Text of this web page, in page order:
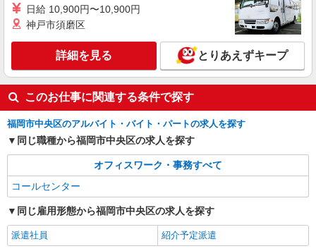
日給 10,900円〜10,900円
神戸市須磨区
詳細を見る とりあえずキープ
このお仕事に関連する条件で探す
福岡市中央区のアルバイト・バイト・パートの求人を探す
同じ職種から福岡市中央区の求人を探す
オフィスワーク・事務すべて
コールセンター
同じ雇用形態から福岡市中央区の求人を探す
派遣社員 紹介予定派遣